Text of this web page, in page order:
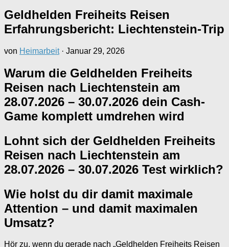
Geldhelden Freiheits Reisen
Erfahrungsbericht: Liechtenstein-Trip
von Heimarbeit · Januar 29, 2026
Warum die Geldhelden Freiheits
Reisen nach Liechtenstein am
28.07.2026 – 30.07.2026 dein Cash-
Game komplett umdrehen wird
Lohnt sich der Geldhelden Freiheits
Reisen nach Liechtenstein am
28.07.2026 – 30.07.2026 Test wirklich?
Wie holst du dir damit maximale
Attention – und damit maximalen
Umsatz?
Hör zu, wenn du gerade nach „Geldhelden Freiheits Reisen